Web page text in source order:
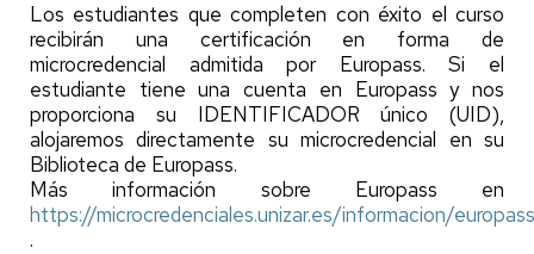
Los estudiantes que completen con éxito el curso
recibirán una certificación en forma de
microcredencial admitida por Europass. Si el
estudiante tiene una cuenta en Europass y nos
proporciona su IDENTIFICADOR único (UID),
alojaremos directamente su microcredencial en su
Biblioteca de Europass.
Más información sobre Europass en
https://microcredenciales.unizar.es/informacion/europass
.